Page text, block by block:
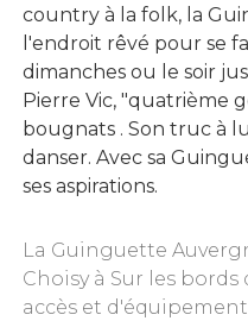
country à la folk, la
l'endroit rêvé pour se
dimanches ou le soir
Pierre Vic, "quatrième
bougnats . Son truc à
danser. Avec sa
ses aspirations.
La Guinguette
Choisy à Sur les bords
accès et